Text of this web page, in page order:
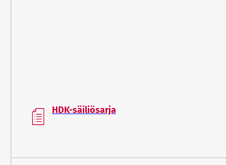
HDK-säiliösarja